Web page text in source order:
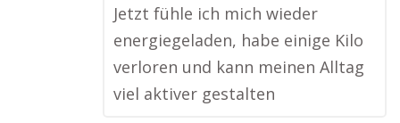
Jetzt fühle ich mich wieder
energiegeladen, habe einige Kilo
verloren und kann meinen Alltag
viel aktiver gestalten